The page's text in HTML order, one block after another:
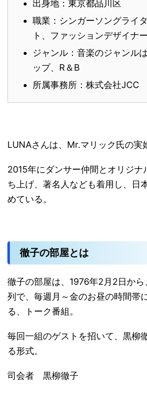
出身地：東京都品川区
職業：シンガーソングライ
ト、ファッションデザイナー
ジャンル：音楽のジャンル
ップ、R＆B
所属事務所：株式会社JCC
LUNAさんは、Mr.マリック氏の実
2015年にダンサー仲間とオリジナ
ち上げ、著名人なども着用し、日
めている。
徹子の部屋とは
徹子の部屋は、1976年2月2日か
列で、毎週月～金のお昼の時間帯
る、トーク番組。
毎回一組のゲストを招いて、黒柳
る形式。
司会者 黒柳徹子